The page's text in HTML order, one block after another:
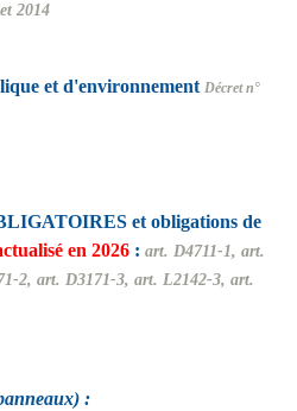
2014
et d'environnement Décret n°
et obligations de
en 2026 : art. D4711-1, art.
2, art. D3171-3, art. L2142-3, art.
: